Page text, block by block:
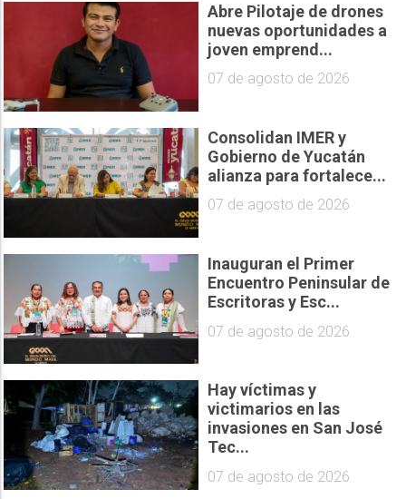
Abre Pilotaje de drones
nuevas oportunidades a
joven emprend...
07 de agosto de 2026
Consolidan IMER y
Gobierno de Yucatán
alianza para fortalece...
07 de agosto de 2026
Inauguran el Primer
Encuentro Peninsular de
Escritoras y Esc...
07 de agosto de 2026
Hay víctimas y
victimarios en las
invasiones en San José
Tec...
07 de agosto de 2026